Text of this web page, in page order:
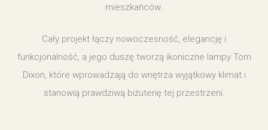
mieszkańców.
Cały projekt łączy nowoczesność, elegancję i
funkcjonalność, a jego duszę tworzą ikoniczne lampy Tom
Dixon, które wprowadzają do wnętrza wyjątkowy klimat i
stanowią prawdziwą biżuterię tej przestrzeni.